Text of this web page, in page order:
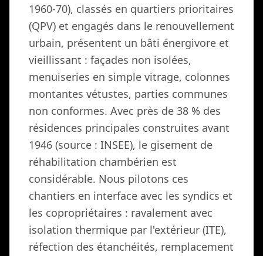
1960-70), classés en quartiers prioritaires
(QPV) et engagés dans le renouvellement
urbain, présentent un bâti énergivore et
vieillissant : façades non isolées,
menuiseries en simple vitrage, colonnes
montantes vétustes, parties communes
non conformes. Avec près de 38 % des
résidences principales construites avant
1946 (source : INSEE), le gisement de
réhabilitation chambérien est
considérable. Nous pilotons ces
chantiers en interface avec les syndics et
les copropriétaires : ravalement avec
isolation thermique par l'extérieur (ITE),
réfection des étanchéités, remplacement